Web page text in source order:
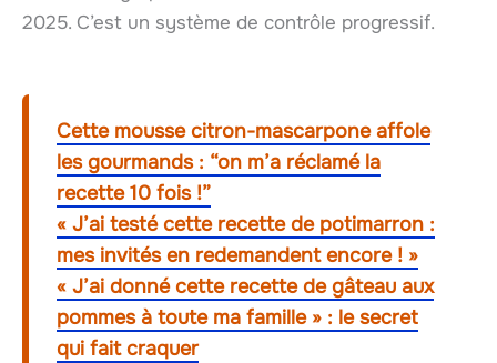
2025. C’est un système de contrôle progressif.
Cette mousse citron-mascarpone affole
les gourmands : “on m’a réclamé la
recette 10 fois !”
« J’ai testé cette recette de potimarron :
mes invités en redemandent encore ! »
« J’ai donné cette recette de gâteau aux
pommes à toute ma famille » : le secret
qui fait craquer